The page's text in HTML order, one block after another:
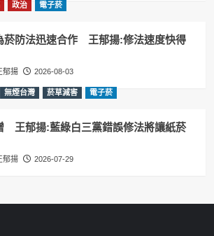
政治 電子菸
菸防法迅速合作 王郁揚:修法速度快得
郁揚 2026-08-03
無煙台灣 菸草減害 電子菸
王郁揚:藍綠白三黨錯誤修法將讓紙菸
郁揚 2026-07-29